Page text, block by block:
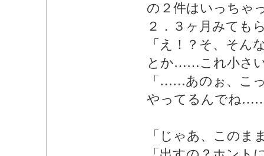
の２件はいっち
２．３ヶ月みて
「え！？そ、そ
とか……これ小さ
「……あのぉ、こ
やってるんでね
「じゃあ、この